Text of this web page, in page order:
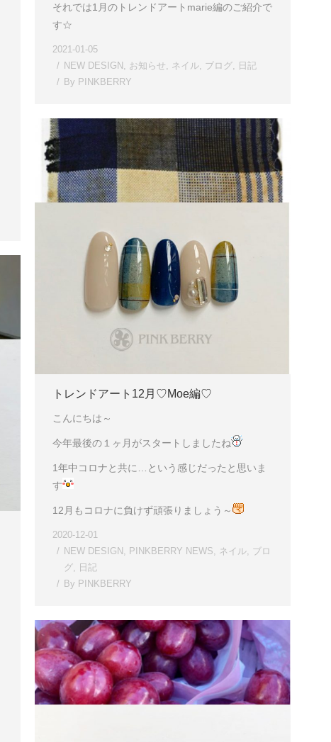
それでは1月のトレンドアートmarie編のご紹介で
す☆
2021-01-05
NEW DESIGN , お知らせ, ネイル, ブログ, 日記
By PINKBERRY
トレンドアート12月♡Moe編♡
こんにちは～
今年最後の１ヶ月がスタートしましたね
1年中コロナと共に…という感じだったと思いま
す
12月もコロナに負けず頑張りましょう～
2020-12-01
NEW DESIGN , PINKBERRY NEWS, ネイル, ブロ
グ, 日記
By PINKBERRY